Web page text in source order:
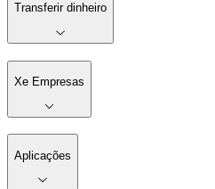
Transferir dinheiro
Xe Empresas
Aplicações